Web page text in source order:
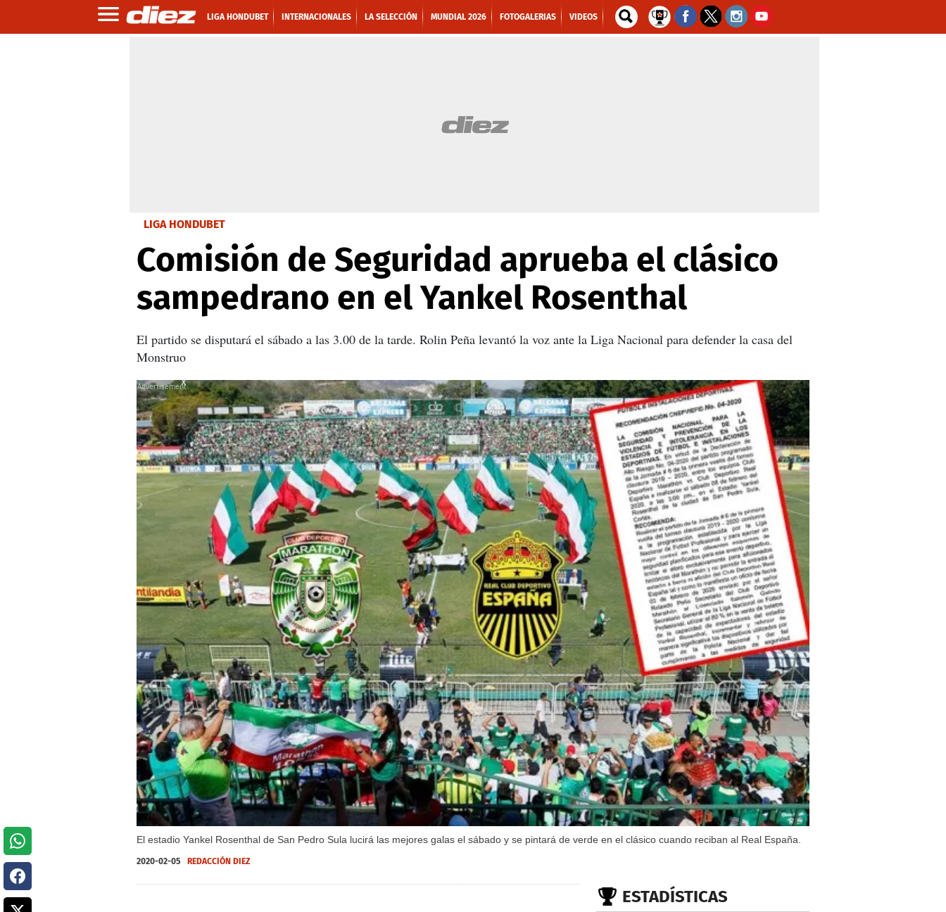
LIGA HONDUBET INTERNACIONALES LA SELECCIÓN MUNDIAL 2026 FOTOGALERIAS VIDEOS
LIGA HONDUBET
Comisión de Seguridad aprueba el clásico
sampedrano en el Yankel Rosenthal
El partido se disputará el sábado a las 3.00 de la tarde. Rolin Peña levantó la voz ante la Liga Nacional para defender la casa del
Monstruo
El estadio Yankel Rosenthal de San Pedro Sula lucirá las mejores galas el sábado y se pintará de verde en el clásico cuando reciban al Real España.
X
X
2020-02-05 REDACCIÓN DIEZ
ESTADÍSTICAS